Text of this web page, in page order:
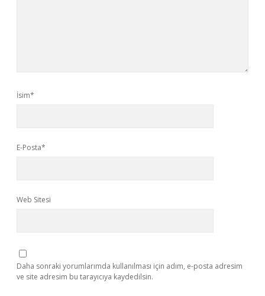
İsim*
E-Posta*
Web Sitesi
Daha sonraki yorumlarımda kullanılması için adım, e-posta adresim
ve site adresim bu tarayıcıya kaydedilsin.